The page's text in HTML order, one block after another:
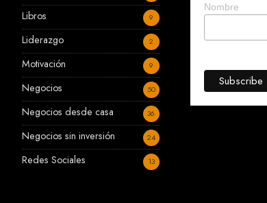
Libros 9
Liderazgo 2
Motivación 9
Negocios 50
Negocios desde casa 36
Negocios sin inversión 24
Redes Sociales 13
Nombre